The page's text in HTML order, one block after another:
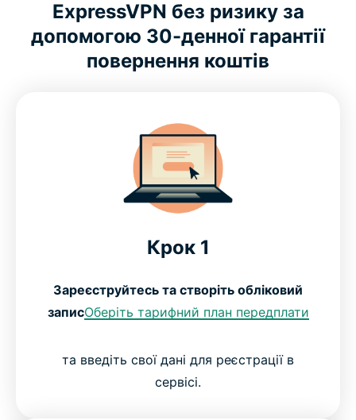
ExpressVPN без ризику за
допомогою 30-денної гарантії
повернення коштів
Крок 1
Зареєструйтесь та створіть обліковий
записОберіть тарифний план передплати
та введіть свої дані для реєстрації в
сервісі.